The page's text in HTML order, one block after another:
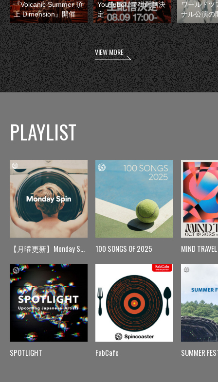
『Volcanic Summer 頂
上 Dimension』開催
YouTubeにて生配信決
定
ワールドツ
ナル公演の
VIEW MORE
PLAYLIST
【月曜更新】Monday Spin
SPOTLIGHT
100 SONGS OF 2025
FabCafe
MIND TRAVEL
SUMMER